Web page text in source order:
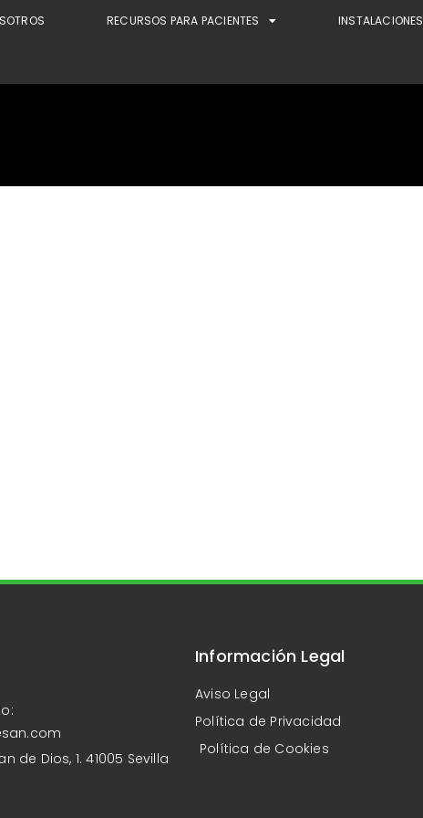
RECURSOS PARA PACIENTES INSTALACIONES
de Dios, 1. 41005 Sevilla
Información Legal
Aviso Legal
Política de Privacidad
Política de Cookies